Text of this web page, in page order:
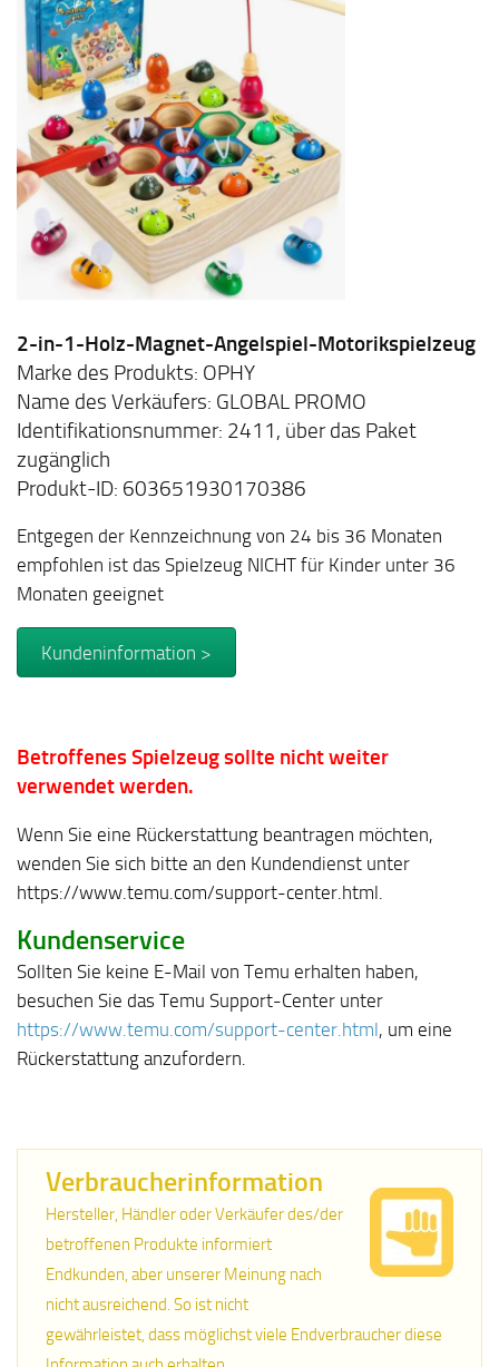
2-in-1-Holz-Magnet-Angelspiel-Motorikspielzeug
Marke des Produkts: OPHY
Name des Verkäufers: GLOBAL PROMO
Identifikationsnummer: 2411, über das Paket
zugänglich
Produkt-ID: 603651930170386
Entgegen der Kennzeichnung von 24 bis 36 Monaten
empfohlen ist das Spielzeug NICHT für Kinder unter 36
Monaten geeignet
Kundeninformation >
BetroffenesSpielzeugsollte nicht weiter
verwendet werden.
Wenn Sie eine Rückerstattung beantragen möchten,
wenden Sie sich bitte an den Kundendienst unter
https://www.temu.com/support-center.html.
Kundenservice
Sollten Sie keine E-Mail von Temu erhalten haben,
besuchen Sie das Temu Support-Center unter
https://www.temu.com/support-center.html, um eine
Rückerstattung anzufordern.
Verbraucherinformation
Hersteller, Händler oder Verkäufer des/der
betroffenen Produkte informiert
Endkunden, aber unserer Meinung nach
nicht ausreichend. So ist nicht
gewährleistet, dass möglichst viele Endverbraucher diese